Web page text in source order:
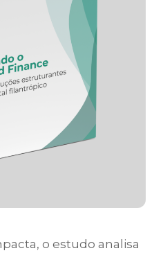
o estudo analisa